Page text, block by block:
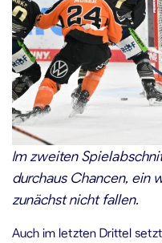
Im zweiten
durchaus Chancen, ein
zunächst nicht fallen.
Auch im letzten Drittel